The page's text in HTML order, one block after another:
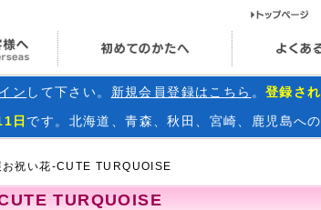
海外からのお客様へ 初めてのかた
ン して下さい。 新規会員登録はこちら 。登録さ
日 です。北海道、青森、秋田、宮崎、鹿児島への
お祝い花-CUTE TURQUOISE
TURQUOISE